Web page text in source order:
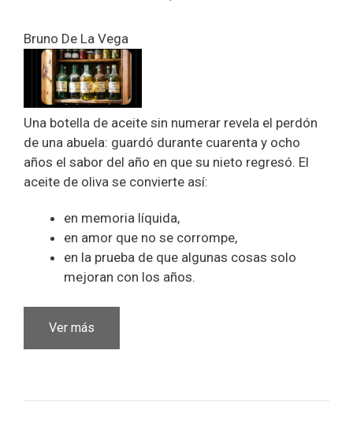
Bruno De La Vega
Una botella de aceite sin numerar revela el perdón
de una abuela: guardó durante cuarenta y ocho
años el sabor del año en que su nieto regresó. El
aceite de oliva se convierte así:
en memoria líquida,
en amor que no se corrompe,
en la prueba de que algunas cosas solo
mejoran con los años.
Ver más